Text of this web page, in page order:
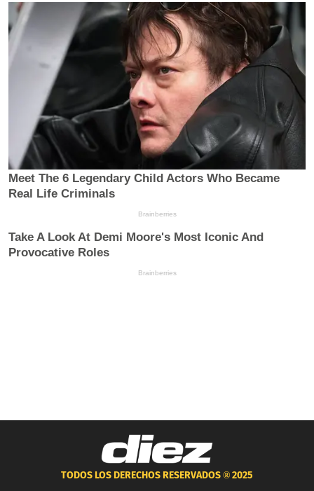
TODOS LOS DERECHOS RESERVADOS ®2025